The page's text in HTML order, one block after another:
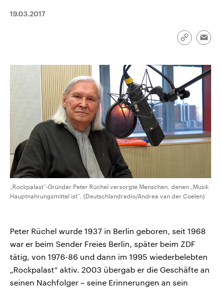
Umfragen, Prognosen,
Wahlprogramme, aktuelle Berichte
19.03.2017
Link
„Rockpalast“-Gründer Peter Rüchel versorgte Menschen, denen „Musik
Hauptnahrungsmittel ist“. (Deutschlandradio/Andrea van der Coelen)
Peter Rüchel wurde 1937 in Berlin geboren, seit 1968
war er beim Sender Freies Berlin, später beim ZDF
tätig, von 1976-86 und dann im 1995 wiederbelebten
„Rockpalast“ aktiv. 2003 übergab er die Geschäfte an
seinen Nachfolger – seine Erinnerungen an sein